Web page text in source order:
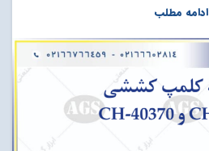
ادامه مطلب